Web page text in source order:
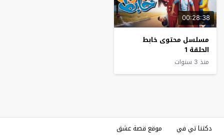
00:28:38
مسلسل محتوى خابط
الحلقة 1
منذ 3 سنوات
دكتنا تي في موقع قصة عشق